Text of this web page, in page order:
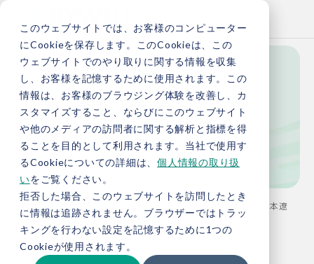
このウェブサイトでは、お客様のコンピューター
にCookieを保存します。このCookieは、この
ウェブサイトでのやり取りに関する情報を収集
し、お客様を記憶するために使用されます。この
情報は、お客様のブラウジング体験を改善し、カ
スタマイズすること、ならびにこのウェブサイト
や他のメディアの訪問者に関する解析と指標を得
ることを目的として利用されます。当社で使用す
るCookieについての詳細は、 個人情報の取り扱
いをご覧ください。
拒否した場合、このウェブサイトを訪問したとき
に情報は追跡されません。ブラウザーではトラッ
キングを行わない設定を記憶するために1つの
Cookieが使用されます。
社員を知る
Member Interview
TOP 採用情報 メンバーインタビュー：流通促進部 須本遼